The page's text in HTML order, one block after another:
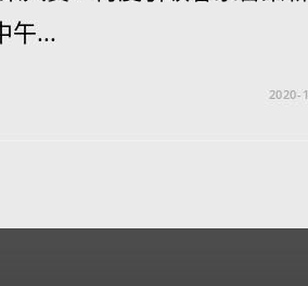
午...
2020-